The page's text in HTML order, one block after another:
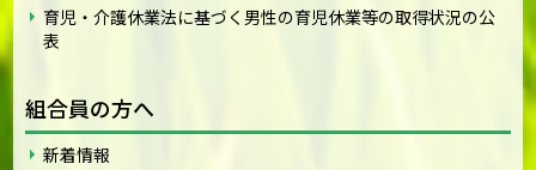
育児・介護休業法に基づく男性の育児休業等の取得状況の公
表
組合員の方へ
新着情報